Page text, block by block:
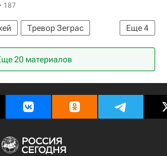
187
Еще4
Тревор Зеграс
Флайерз
лига (НХЛ)
20 материалов